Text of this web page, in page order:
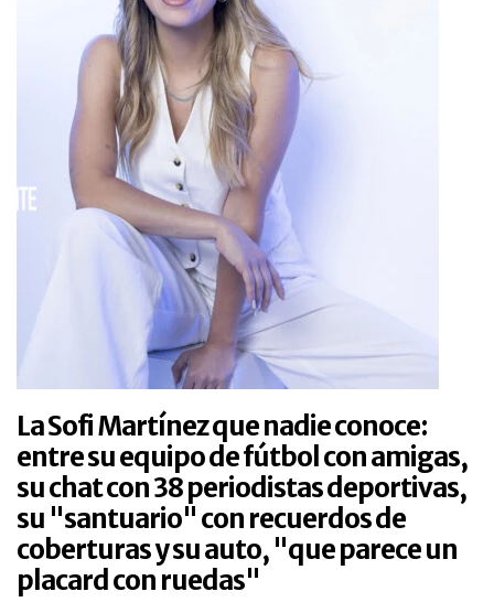
La Sofi Martínez que nadie conoce:
entre su equipo de fútbol con amigas,
su chat con 38 periodistas deportivas,
su "santuario" con recuerdos de
coberturas y su auto, "que parece un
placard con ruedas"